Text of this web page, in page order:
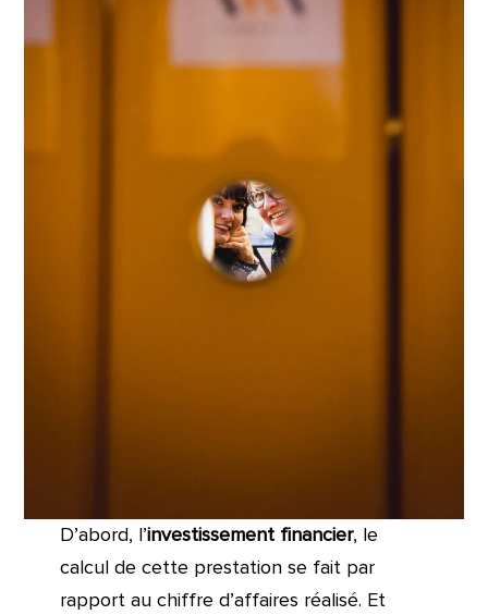
D’abord, l’investissement financier, le
calcul de cette prestation se fait par
rapport au chiffre d’affaires réalisé. Et